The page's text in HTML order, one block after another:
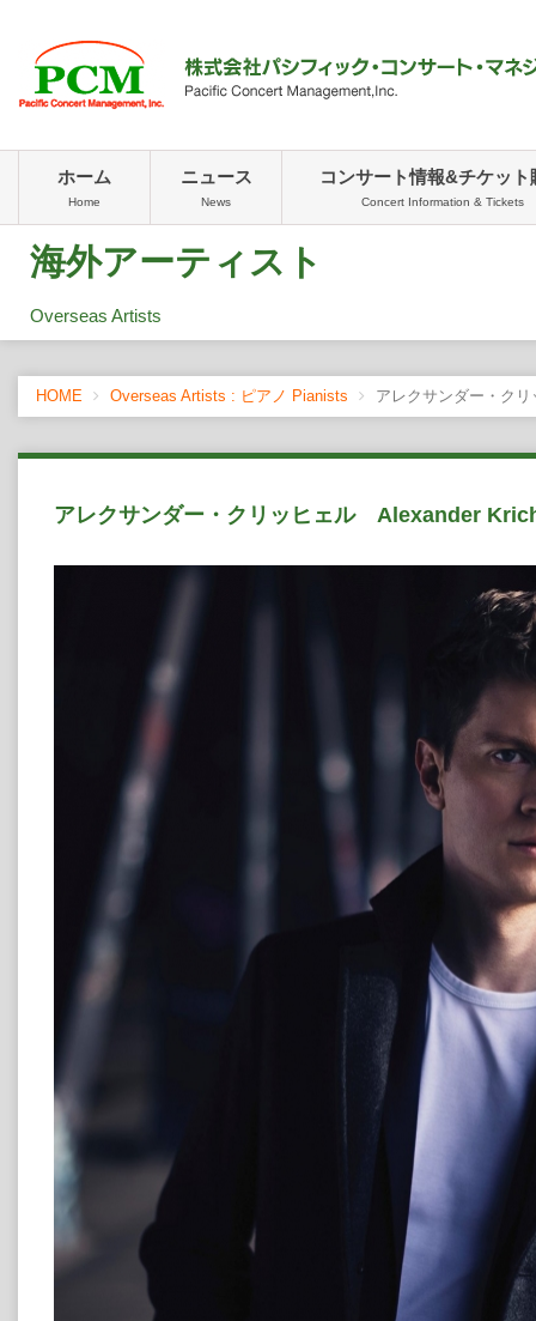
ホーム
Home
ニュース
News
コンサート情報&チケット
Concert Information & Tickets
海外アーティスト
Overseas Artists
HOME Overseas Artists : ピアノ Pianists アレクサンダー・ク
アレクサンダー・クリッヒェル Alexander